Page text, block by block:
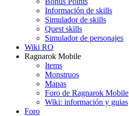
Información de skills
Simulador de skills
Quest skills
Simulador de personajes
Wiki RO
Ragnarok Mobile
Items
Monstruos
Mapas
Foro de Ragnarok Mobile
Wiki: información y guias
Foro